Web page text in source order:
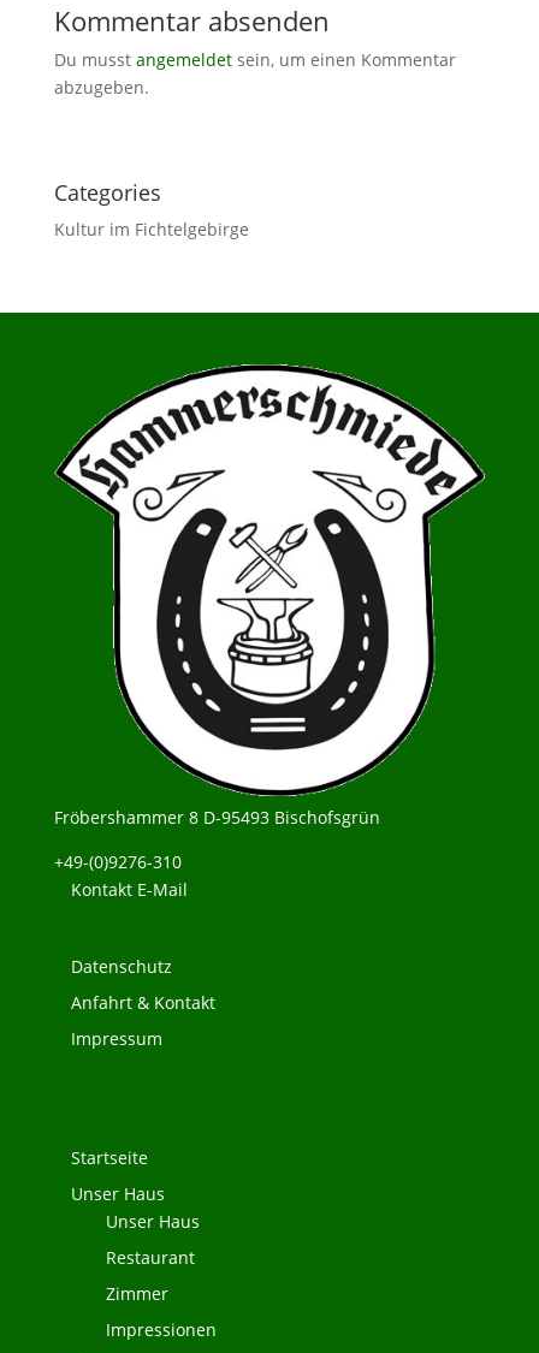
Kommentar absenden
Du musst angemeldetsein, um einen Kommentar
abzugeben.
Categories
Kultur im Fichtelgebirge
Fröbershammer 8 D-95493 Bischofsgrün
+49-(0)9276-310
Kontakt E-Mail
Datenschutz
Anfahrt & Kontakt
Impressum
Startseite
Unser Haus
Unser Haus
Restaurant
Zimmer
Impressionen